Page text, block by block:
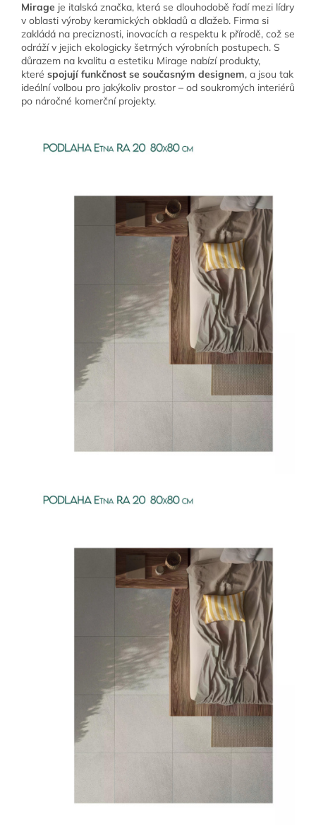
Mirage je italská značka, která se dlouhodobě řadí mezi lídry
v oblasti výroby keramických obkladů a dlažeb. Firma si
zakládá na preciznosti, inovacích a respektu k přírodě, což se
odráží v jejich ekologicky šetrných výrobních postupech. S
důrazem na kvalitu a estetiku Mirage nabízí produkty,
které spojují funkčnost se současným designem, a jsou tak
ideální volbou pro jakýkoliv prostor – od soukromých interiérů
po náročné komerční projekty.